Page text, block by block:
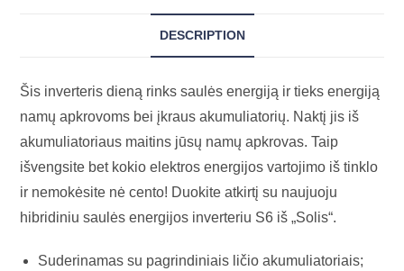
DESCRIPTION
Šis inverteris dieną rinks saulės energiją ir tieks energiją
namų apkrovoms bei įkraus akumuliatorių. Naktį jis iš
akumuliatoriaus maitins jūsų namų apkrovas. Taip
išvengsite bet kokio elektros energijos vartojimo iš tinklo
ir nemokėsite nė cento! Duokite atkirtį su naujuoju
hibridiniu saulės energijos inverteriu S6 iš „Solis“.
Suderinamas su pagrindiniais ličio akumuliatoriais;